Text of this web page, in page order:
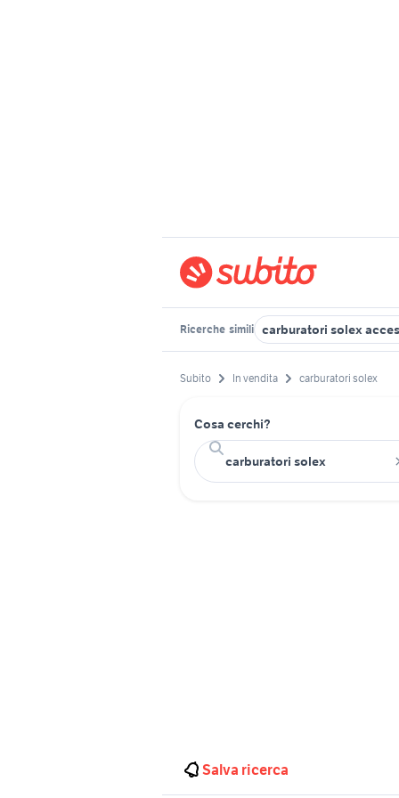
Ricerche simili carburatori solex
Subito In vendita carburatori solex
Cosa cerchi?
Salva ricerca